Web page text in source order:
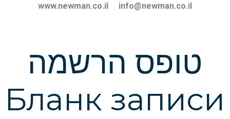
www.newman.co.il
info@newman.co.il
טופס הרשמה
Бланк записи
Яркий контраст
font_download Выделить ссылки
настройки